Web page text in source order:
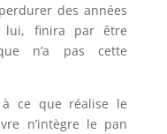
des années
lui, finira par être
n’a pas cette
ce que réalise le
n’intègre le pan